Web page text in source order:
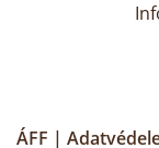
ÁFF |